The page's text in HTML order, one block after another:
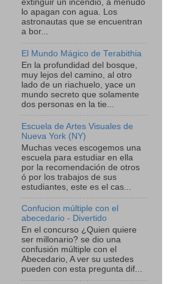
extinguir un incendio, a menudo
lo apagan con agua. Los
astronautas que se encuentran
a bor...
El Mundo Mágico de Terabithia
En la profundidad del bosque,
muy lejos del camino, al otro
lado de un riachuelo, yace un
mundo secreto que solamente
dos personas en la tie...
Escuela de Artes Visuales de
Nueva York (NY)
Muchas veces escogemos una
escuela para estudiar en ella
por la recomendación de otros
ó por los trabajos de sus
estudiantes, este es el cas...
Confucion múltiple con el
abecedario - Divertido
En el concurso ¿Quien quiere
ser millonario? se dio una
confusión múltiple con el
Abecedario, A ver su ustedes
pueden con esta pregunta dif...